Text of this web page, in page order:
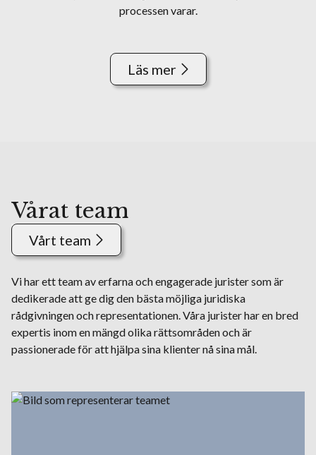
processen varar.
Läs mer
Vårat team
Vårt team
Vi har ett team av erfarna och engagerade jurister som är
dedikerade att ge dig den bästa möjliga juridiska
rådgivningen och representationen. Våra jurister har en bred
expertis inom en mängd olika rättsområden och är
passionerade för att hjälpa sina klienter nå sina mål.